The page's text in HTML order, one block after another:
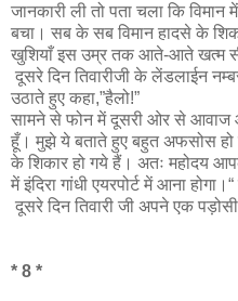
जानकारी ली तो पता चला कि विमान
बचा। सब के सब विमान हादसे के
खुशियाँ इस उम्र तक आते-आते खत्म सी
दूसरे दिन तिवारीजी के लेंडलाईन
उठाते हुए कहा,”हैलो!”
सामने से फोन में दूसरी ओर से आवाज
हूँ। मुझे ये बताते हुए बहुत अफसोस हो
के शिकार हो गये हैं। अतः महोदय
में इंदिरा गांधी एयरपोर्ट में आना
दूसरे दिन तिवारी जी अपने एक
* 8 *